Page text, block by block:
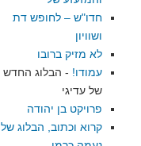
חדו"ש – לחופש דת
ושוויון
לא מזיק ברובו
עמודו! - הבלוג החדש
של עדיגי
פרויקט בן יהודה
קרוא וכתוב, הבלוג של